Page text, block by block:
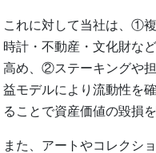
これに対して当社は、①
時計・不動産・文化財な
高め、②ステーキングや
益モデルにより流動性を
ることで資産価値の毀損
また、アートやコレクシ